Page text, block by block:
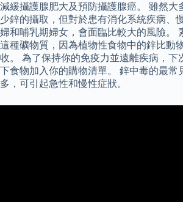
減緩攝護腺肥大及預防攝護腺癌。 雖然大
少鋅的攝取，但對於患有消化系統疾病、
婦和哺乳期婦女，會面臨比較大的風險。
這種礦物質，因為植物性食物中的鋅比動
收。 為了保持你的免疫力並遠離疾病，下
下食物加入你的購物清單。 鋅中毒的最常
多，可引起急性和慢性症狀。